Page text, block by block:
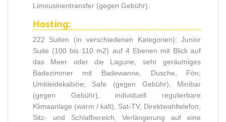
Limousinentransfer (gegen Gebühr).
Hosting:
222 Suiten (in verschiedenen Kategorien): Junior
Suite (100 bis 110 m2) auf 4 Ebenen mit Blick auf
das Meer oder die Lagune, sehr geräumiges
Badezimmer mit Badewanne, Dusche, Fön;
Umkleidekabine; Safe (gegen Gebühr), Minibar
(gegen Gebühr), individuell regulierbare
Klimaanlage (warm / kalt), Sat-TV, Direktwahltelefon,
Sitz- und Schlafbereich, Verlängerung auf eine